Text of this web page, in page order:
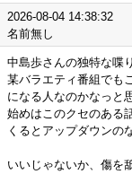
2026-08-04 14:38:32
名前無し
中島歩さんの独特な喋
某バラエティ番組でも
になる人なのかなっと
始めはこのクセのある
くるとアップダウンの
いいじゃないか、傷を